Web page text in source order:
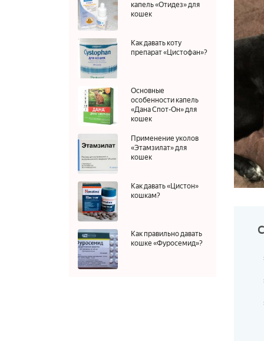
капель «Отидез» для
кошек
Как давать коту
препарат «Цистофан»?
Основные
особенности капель
«Дана Спот-Он» для
кошек
Применение уколов
«Этамзилат» для
кошек
Как давать «Цистон»
кошкам?
Как правильно давать
кошке «Фуросемид»?